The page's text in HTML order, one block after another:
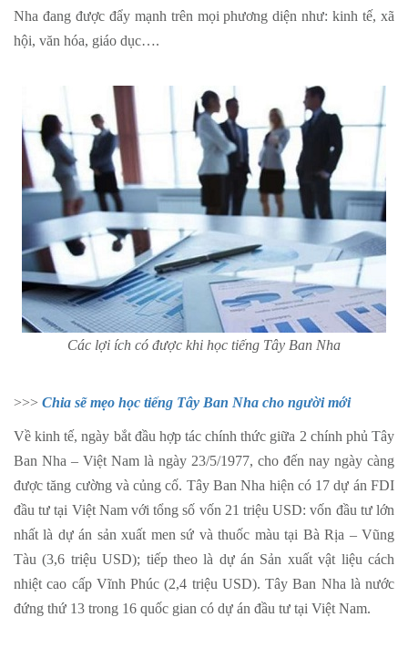
Nha đang được đẩy mạnh trên mọi phương diện như: kinh tế, xã
hội, văn hóa, giáo dục….
Các lợi ích có được khi học tiếng Tây Ban Nha
>>> Chia sẽ mẹo học tiếng Tây Ban Nha cho người mới
Về kinh tế, ngày bắt đầu hợp tác chính thức giữa 2 chính phủ Tây
Ban Nha – Việt Nam là ngày 23/5/1977, cho đến nay ngày càng
được tăng cường và củng cố. Tây Ban Nha hiện có 17 dự án FDI
đầu tư tại Việt Nam với tổng số vốn 21 triệu USD: vốn đầu tư lớn
nhất là dự án sản xuất men sứ và thuốc màu tại Bà Rịa – Vũng
Tàu (3,6 triệu USD); tiếp theo là dự án Sản xuất vật liệu cách
nhiệt cao cấp Vĩnh Phúc (2,4 triệu USD). Tây Ban Nha là nước
đứng thứ 13 trong 16 quốc gian có dự án đầu tư tại Việt Nam.